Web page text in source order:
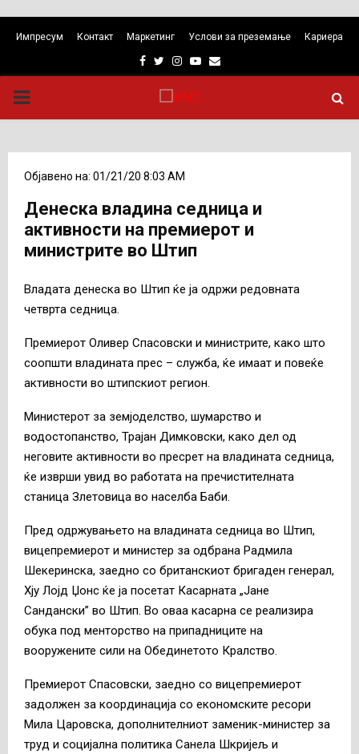
Импресум Контакт Маркетинг Услови за преземање Кариера
Facebook
TwitterInstagram
Youtube
Email
PRIMARY
Објавено на: 01/21/20 8:03 AM
Денеска владина седница и
активности на премиерот и
министрите во Штип
Владата денеска во Штип ќе ја одржи редовната
четврта седница.
Премиерот Оливер Спасовски и министрите, како што
соопшти владината прес – служба, ќе имаат и повеќе
активности во штипскиот регион.
Министерот за земјоделство, шумарство и
водостопанство, Трајан Димковски, како дел од
неговите активности во пресрет на владината седница,
ќе изврши увид во работата на пречистителната
станица Злетовица во населба Баби.
Пред одржувањето на владината седница во Штип,
вицепремиерот и министер за одбрана Радмила
Шекеринска, заедно со британскиот бригаден генерал,
Хју Лојд Џонс ќе ја посетат Касарната „Јане
Сандански” во Штип. Во оваа касарна се реализира
обука под менторство на припадниците на
вооружените сили на Обединетото Кралство.
Премиерот Спасовски, заедно со вицепремиерот
задолжен за координација со економските ресори
Мила Царовска, дополнителниот заменик-министер за
труд и социјална политика Санела Шкријељ и